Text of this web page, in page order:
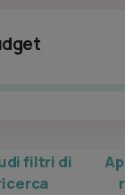
filtri di